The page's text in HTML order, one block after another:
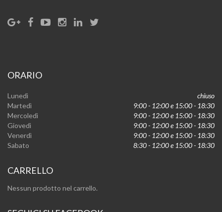
ORARIO
Lunedì
chiuso
Martedì
9:00 - 12:00 e 15:00 - 18:30
Mercoledì
9:00 - 12:00 e 15:00 - 18:30
Giovedì
9:00 - 12:00 e 15:00 - 18:30
Venerdì
9:00 - 12:00 e 15:00 - 18:30
Sabato
8:30 - 12:00 e 15:00 - 18:30
CARRELLO
Nessun prodotto nel carrello.